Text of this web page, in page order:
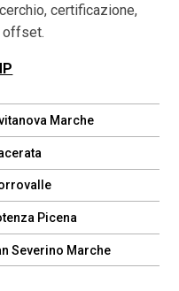
certificazione,
offset.
Marche
Picena
Severino Marche